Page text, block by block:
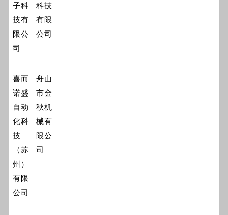
子科
技有
限公
司
科技
有限
公司
喜而
诺盛
自动
化科
技
（苏
州）
有限
公司
舟山
市金
秋机
械有
限公
司